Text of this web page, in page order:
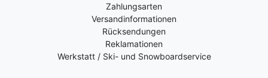
Zahlungsarten
Versandinformationen
Rücksendungen
Reklamationen
Werkstatt / Ski- und Snowboardservice